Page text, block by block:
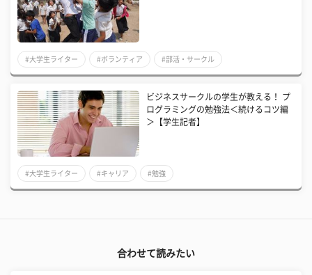
#大学生ライター #ボランティア #部活・サークル
ビジネスサークルの学生が教える！ プ
ログラミングの勉強法＜続けるコツ編
＞【学生記者】
#大学生ライター #キャリア #勉強
合わせて読みたい